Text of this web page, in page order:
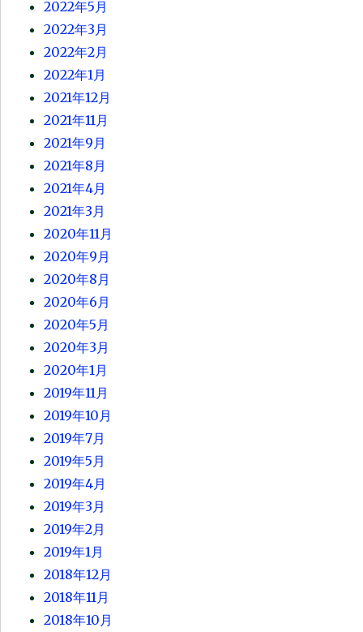
2022年5月
2022年3月
2022年2月
2022年1月
2021年12月
2021年11月
2021年9月
2021年8月
2021年4月
2021年3月
2020年11月
2020年9月
2020年8月
2020年6月
2020年5月
2020年3月
2020年1月
2019年11月
2019年10月
2019年7月
2019年5月
2019年4月
2019年3月
2019年2月
2019年1月
2018年12月
2018年11月
2018年10月